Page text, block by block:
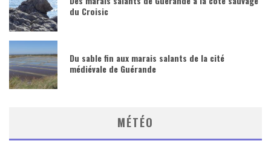
du Croisic
Du sable fin aux marais salants de la cité
médiévale de Guérande
MÉTÉO